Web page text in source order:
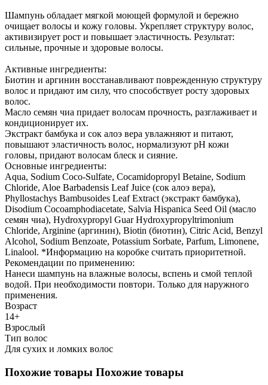
Шампунь обладает мягкой моющей формулой и бережно
очищает волосы и кожу головы. Укрепляет структуру волос,
активизирует рост и повышает эластичность. Результат:
сильные, прочные и здоровые волосы.
Активные ингредиенты:
Биотин и аргинин восстанавливают поврежденную структуру
волос и придают им силу, что способствует росту здоровых
волос.
Масло семян чиа придает волосам прочность, разглаживает и
кондиционирует их.
Экстракт бамбука и сок алоэ вера увлажняют и питают,
повышают эластичность волос, нормализуют рН кожи
головы, придают волосам блеск и сияние.
Основные ингредиенты:
Aqua, Sodium Coco-Sulfate, Cocamidopropyl Betaine, Sodium
Chloride, Aloe Barbadensis Leaf Juice (сок алоэ вера),
Phyllostachys Bambusoides Leaf Extract (экстракт бамбука),
Disodium Cocoamphodiacetate, Salvia Hispanica Seed Oil (масло
семян чиа), Hydroxypropyl Guar Hydroxypropyltrimonium
Chloride, Arginine (аргинин), Biotin (биотин), Citric Acid, Benzyl
Alcohol, Sodium Benzoate, Potassium Sorbate, Parfum, Limonene,
Linalool. *Информацию на коробке считать приоритетной.
Рекомендации по применению:
Нанеси шампунь на влажные волосы, вспень и смой теплой
водой. При необходимости повтори. Только для наружного
применения.
Возраст
14+
Взрослый
Тип волос
Для сухих и ломких волос
Похожие товары Похожие товары